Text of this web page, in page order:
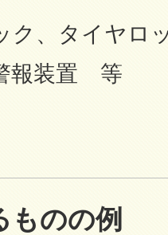
ク、タイヤロ
報装置 等
ものの例